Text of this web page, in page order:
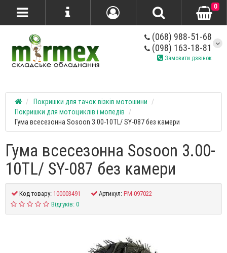
(068) 988-51-68
(098) 163-18-81
Замовити дзвінок
0
Покришки для тачок візків мотошини
Покришки для мотоциклів і мопедів
Гума всесезонна Sosoon 3.00-10TL/ SY-087 без камери
Гума всесезонна Sosoon 3.00-
10TL/ SY-087 без камери
Код товару:100003491 Артикул:PM-097022
Відгуків: 0